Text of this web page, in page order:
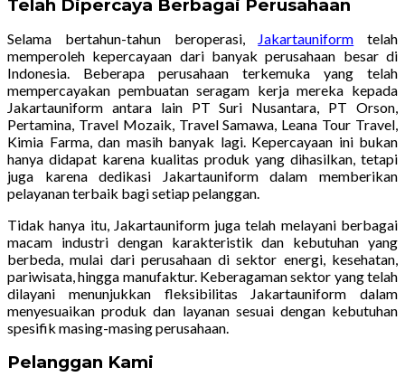
Telah Dipercaya Berbagai Perusahaan
Selama bertahun-tahun beroperasi, Jakartauniform
telah
memperoleh kepercayaan dari banyak perusahaan besar di
Indonesia. Beberapa perusahaan terkemuka yang telah
mempercayakan pembuatan seragam kerja mereka kepada
Jakartauniform antara lain PT Suri Nusantara, PT Orson,
Pertamina, Travel Mozaik, Travel Samawa, Leana Tour Travel,
Kimia Farma, dan masih banyak lagi. Kepercayaan ini bukan
hanya didapat karena kualitas produk yang dihasilkan, tetapi
juga karena dedikasi Jakartauniform dalam memberikan
pelayanan terbaik bagi setiap pelanggan.
Tidak hanya itu, Jakartauniform juga telah melayani berbagai
macam industri dengan karakteristik dan kebutuhan yang
berbeda, mulai dari perusahaan di sektor energi, kesehatan,
pariwisata, hingga manufaktur. Keberagaman sektor yang telah
dilayani menunjukkan fleksibilitas Jakartauniform dalam
menyesuaikan produk dan layanan sesuai dengan kebutuhan
spesifik masing-masing perusahaan.
Pelanggan Kami